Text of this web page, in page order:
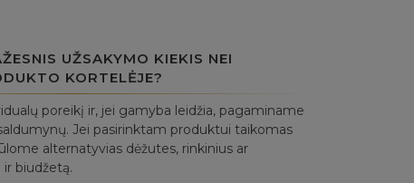
UŽSAKYMO KIEKIS NEI
KORTELĖJE?
poreikį ir, jei gamyba leidžia, pagaminame
Jei pasirinktam produktui taikomas
alternatyvias dėžutes, rinkinius ar
ir biudžetą.